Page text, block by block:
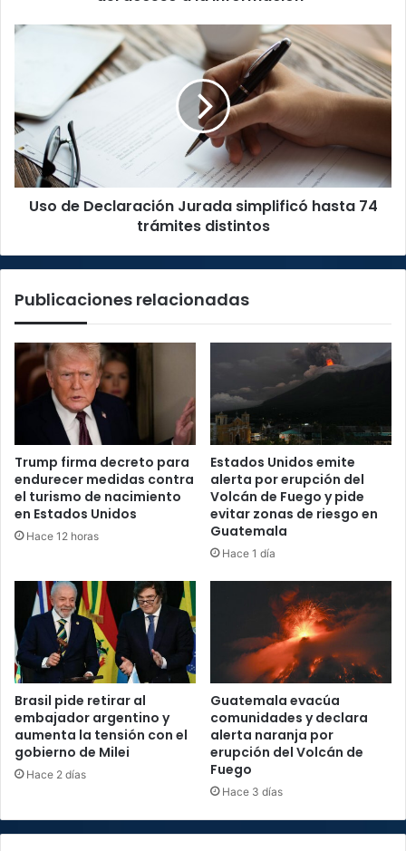
por
la
información"
Uso
simplificó
hasta
74
trámites
distintos
Uso de Declaración Jurada simplificó hasta 74
trámites distintos
Publicaciones relacionadas
Trump firma decreto para
endurecer medidas contra
el turismo de nacimiento
en Estados Unidos
Hace 12 horas
Estados Unidos emite
alerta por erupción del
Volcán de Fuego y pide
evitar zonas de riesgo en
Guatemala
Hace 1 día
Brasil pide retirar al
embajador argentino y
aumenta la tensión con el
gobierno de Milei
Hace 2 días
Guatemala evacúa
comunidades y declara
alerta naranja por
erupción del Volcán de
Fuego
Hace 3 días